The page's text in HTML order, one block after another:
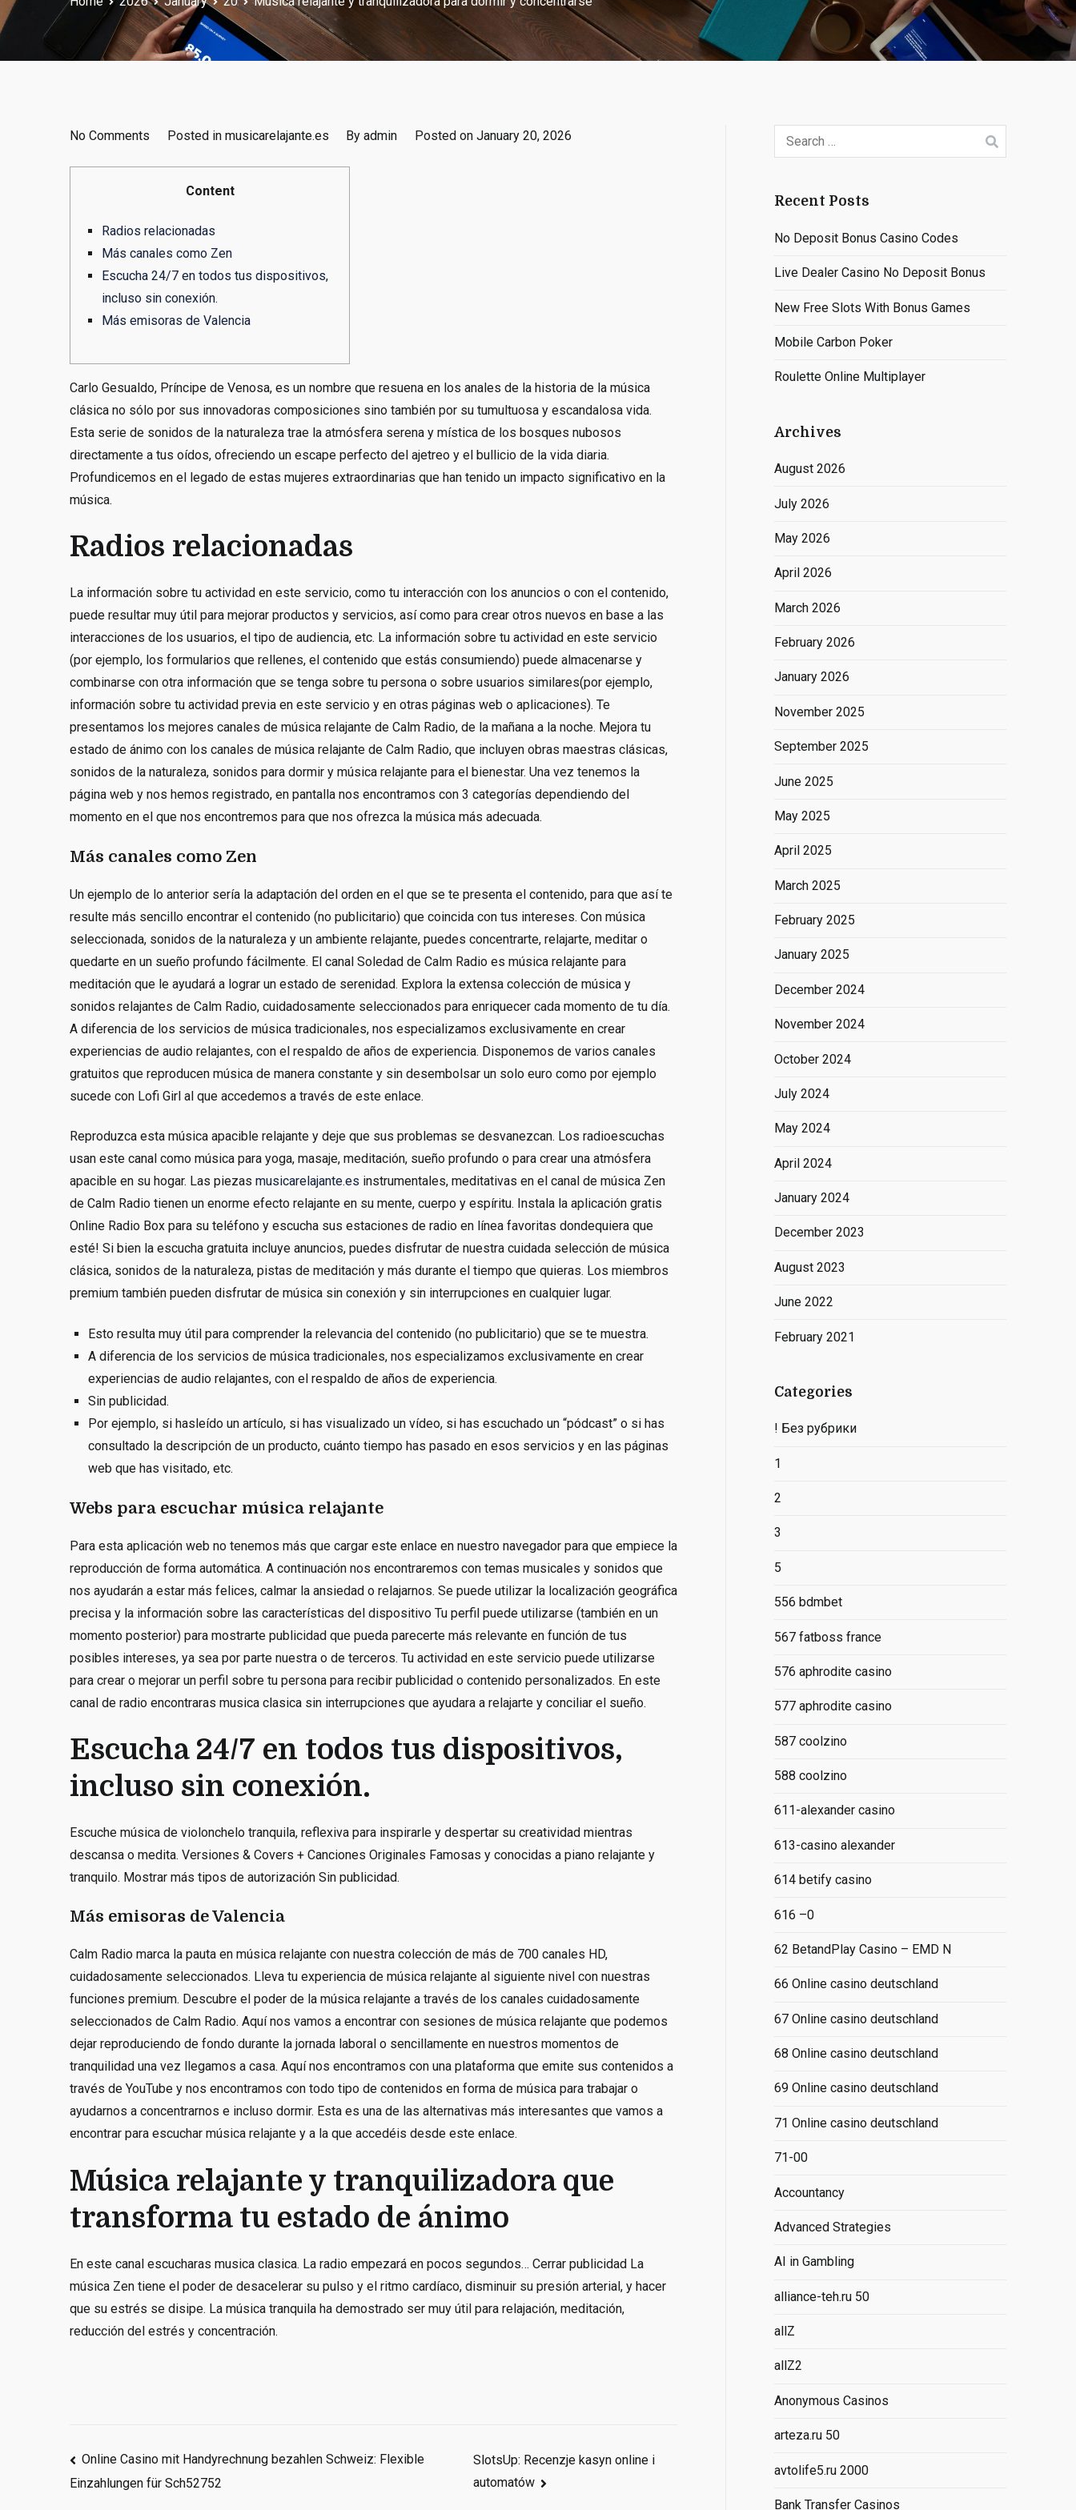
No Comments
tranquilizadora
para
dormir
y
concentrarse
Posted in musicarelajante.es Byadmin Posted on January 20, 2026
Content
Radios relacionadas
Más canales como Zen
Escucha 24/7 en todos tus dispositivos,
incluso sin conexión.
Más emisoras de Valencia
Carlo Gesualdo, Príncipe de Venosa, es un nombre que resuena en los anales de la historia de la música
clásica no sólo por sus innovadoras composiciones sino también por su tumultuosa y escandalosa vida.
Esta serie de sonidos de la naturaleza trae la atmósfera serena y mística de los bosques nubosos
directamente a tus oídos, ofreciendo un escape perfecto del ajetreo y el bullicio de la vida diaria.
Profundicemos en el legado de estas mujeres extraordinarias que han tenido un impacto significativo en la
música.
Radios relacionadas
La información sobre tu actividad en este servicio, como tu interacción con los anuncios o con el contenido,
puede resultar muy útil para mejorar productos y servicios, así como para crear otros nuevos en base a las
interacciones de los usuarios, el tipo de audiencia, etc. La información sobre tu actividad en este servicio
(por ejemplo, los formularios que rellenes, el contenido que estás consumiendo) puede almacenarse y
combinarse con otra información que se tenga sobre tu persona o sobre usuarios similares(por ejemplo,
información sobre tu actividad previa en este servicio y en otras páginas web o aplicaciones). Te
presentamos los mejores canales de música relajante de Calm Radio, de la mañana a la noche. Mejora tu
estado de ánimo con los canales de música relajante de Calm Radio, que incluyen obras maestras clásicas,
sonidos de la naturaleza, sonidos para dormir y música relajante para el bienestar. Una vez tenemos la
página web y nos hemos registrado, en pantalla nos encontramos con 3 categorías dependiendo del
momento en el que nos encontremos para que nos ofrezca la música más adecuada.
Más canales como Zen
Un ejemplo de lo anterior sería la adaptación del orden en el que se te presenta el contenido, para que así te
resulte más sencillo encontrar el contenido (no publicitario) que coincida con tus intereses. Con música
seleccionada, sonidos de la naturaleza y un ambiente relajante, puedes concentrarte, relajarte, meditar o
quedarte en un sueño profundo fácilmente. El canal Soledad de Calm Radio es música relajante para
meditación que le ayudará a lograr un estado de serenidad. Explora la extensa colección de música y
sonidos relajantes de Calm Radio, cuidadosamente seleccionados para enriquecer cada momento de tu día.
A diferencia de los servicios de música tradicionales, nos especializamos exclusivamente en crear
experiencias de audio relajantes, con el respaldo de años de experiencia. Disponemos de varios canales
gratuitos que reproducen música de manera constante y sin desembolsar un solo euro como por ejemplo
sucede con Lofi Girl al que accedemos a través de este enlace.
Reproduzca esta música apacible relajante y deje que sus problemas se desvanezcan. Los radioescuchas
usan este canal como música para yoga, masaje, meditación, sueño profundo o para crear una atmósfera
apacible en su hogar. Las piezas musicarelajante.es instrumentales, meditativas en el canal de música Zen
de Calm Radio tienen un enorme efecto relajante en su mente, cuerpo y espíritu. Instala la aplicación gratis
Online Radio Box para su teléfono y escucha sus estaciones de radio en línea favoritas dondequiera que
esté! Si bien la escucha gratuita incluye anuncios, puedes disfrutar de nuestra cuidada selección de música
clásica, sonidos de la naturaleza, pistas de meditación y más durante el tiempo que quieras. Los miembros
premium también pueden disfrutar de música sin conexión y sin interrupciones en cualquier lugar.
Esto resulta muy útil para comprender la relevancia del contenido (no publicitario) que se te muestra.
A diferencia de los servicios de música tradicionales, nos especializamos exclusivamente en crear
experiencias de audio relajantes, con el respaldo de años de experiencia.
Sin publicidad.
Por ejemplo, si hasleído un artículo, si has visualizado un vídeo, si has escuchado un “pódcast” o si has
consultado la descripción de un producto, cuánto tiempo has pasado en esos servicios y en las páginas
web que has visitado, etc.
Webs para escuchar música relajante
Para esta aplicación web no tenemos más que cargar este enlace en nuestro navegador para que empiece la
reproducción de forma automática. A continuación nos encontraremos con temas musicales y sonidos que
nos ayudarán a estar más felices, calmar la ansiedad o relajarnos. Se puede utilizar la localización geográfica
precisa y la información sobre las características del dispositivo Tu perfil puede utilizarse (también en un
momento posterior) para mostrarte publicidad que pueda parecerte más relevante en función de tus
posibles intereses, ya sea por parte nuestra o de terceros. Tu actividad en este servicio puede utilizarse
para crear o mejorar un perfil sobre tu persona para recibir publicidad o contenido personalizados. En este
canal de radio encontraras musica clasica sin interrupciones que ayudara a relajarte y conciliar el sueño.
Escucha 24/7 en todos tus dispositivos,
incluso sin conexión.
Escuche música de violonchelo tranquila, reflexiva para inspirarle y despertar su creatividad mientras
descansa o medita. Versiones & Covers + Canciones Originales Famosas y conocidas a piano relajante y
tranquilo. Mostrar más tipos de autorización Sin publicidad.
Más emisoras de Valencia
Calm Radio marca la pauta en música relajante con nuestra colección de más de 700 canales HD,
cuidadosamente seleccionados. Lleva tu experiencia de música relajante al siguiente nivel con nuestras
funciones premium. Descubre el poder de la música relajante a través de los canales cuidadosamente
seleccionados de Calm Radio. Aquí nos vamos a encontrar con sesiones de música relajante que podemos
dejar reproduciendo de fondo durante la jornada laboral o sencillamente en nuestros momentos de
tranquilidad una vez llegamos a casa. Aquí nos encontramos con una plataforma que emite sus contenidos a
través de YouTube y nos encontramos con todo tipo de contenidos en forma de música para trabajar o
ayudarnos a concentrarnos e incluso dormir. Esta es una de las alternativas más interesantes que vamos a
encontrar para escuchar música relajante y a la que accedéis desde este enlace.
Música relajante y tranquilizadora que
transforma tu estado de ánimo
En este canal escucharas musica clasica. La radio empezará en pocos segundos… Cerrar publicidad La
música Zen tiene el poder de desacelerar su pulso y el ritmo cardíaco, disminuir su presión arterial, y hacer
que su estrés se disipe. La música tranquila ha demostrado ser muy útil para relajación, meditación,
reducción del estrés y concentración.
Post
Online Casino mit Handyrechnung bezahlen Schweiz: Flexible
Einzahlungen für Sch52752
SlotsUp: Recenzje kasyn online i
automatów
Search
for:
Recent Posts
No Deposit Bonus Casino Codes
Live Dealer Casino No Deposit Bonus
New Free Slots With Bonus Games
Mobile Carbon Poker
Roulette Online Multiplayer
Archives
August 2026
July 2026
May 2026
April 2026
March 2026
February 2026
January 2026
November 2025
September 2025
June 2025
May 2025
April 2025
March 2025
February 2025
January 2025
December 2024
November 2024
October 2024
July 2024
May 2024
April 2024
January 2024
December 2023
August 2023
June 2022
February 2021
Categories
! Без рубрики
1
2
3
5
556 bdmbet
567 fatboss france
576 aphrodite casino
577 aphrodite casino
587 coolzino
588 coolzino
611-alexander casino
613-casino alexander
614 betify casino
616 –0
62 BetandPlay Casino – EMD N
66 Online casino deutschland
67 Online casino deutschland
68 Online casino deutschland
69 Online casino deutschland
71 Online casino deutschland
71-00
Accountancy
Advanced Strategies
AI in Gambling
alliance-teh.ru 50
allZ
allZ2
Anonymous Casinos
arteza.ru 50
avtolife5.ru 2000
Bank Transfer Casinos